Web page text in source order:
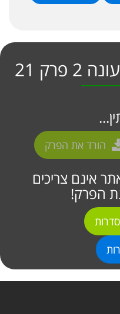
21
הורד את הפרק
אינם צריכים
הפרק!